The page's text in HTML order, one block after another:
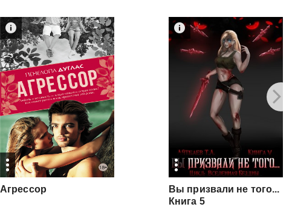
Агрессор
Вы призвали не того...
Книга 5